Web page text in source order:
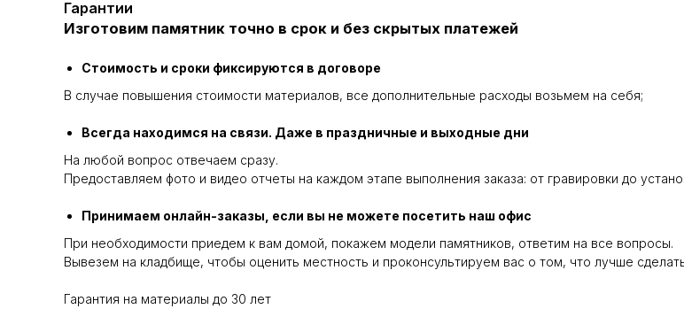
Гарантии
Изготовим памятник точно в срок и без скрытых платежей
Стоимость и сроки фиксируются в договоре
В случае повышения стоимости материалов, все дополнительные расходы возьмем на себя;
Всегда находимся на связи. Даже в праздничные и выходные дни
На любой вопрос отвечаем сразу.
Предоставляем фото и видео отчеты на каждом этапе выполнения заказа: от гравировки до
Принимаем онлайн-заказы, если вы не можете посетить наш офис
При необходимости приедем к вам домой, покажем модели памятников, ответим на все вопросы.
Вывезем на кладбище, чтобы оценить местность и проконсультируем вас о том, что лучше
Гарантия на материалы до 30 лет